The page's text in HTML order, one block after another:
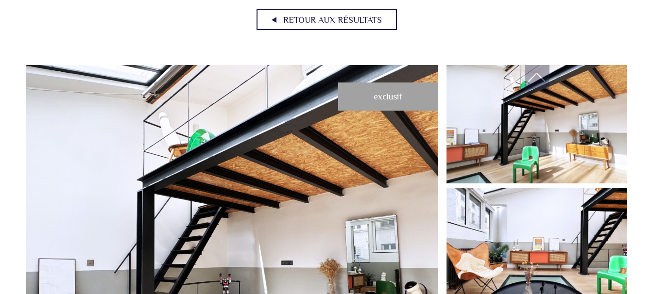
RETOUR AUX RÉSULTATS
exclusif